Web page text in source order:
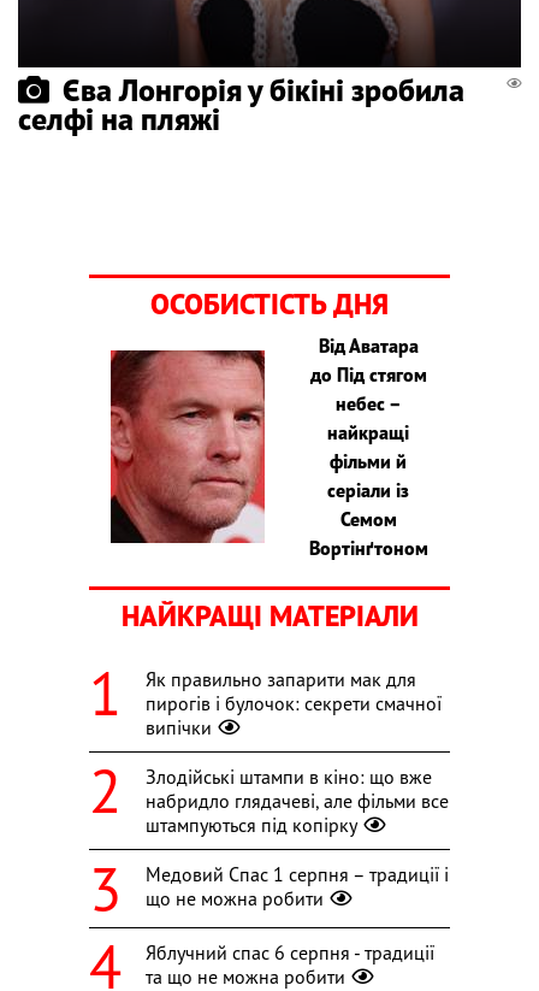
Єва Лонгорія у бікіні зробила
селфі на пляжі
ОСОБИСТІСТЬ ДНЯ
Від Аватара
до Під стягом
небес –
найкращі
фільми й
серіали із
Семом
Вортінґтоном
НАЙКРАЩІ МАТЕРІАЛИ
Як правильно запарити мак для
пирогів і булочок: секрети смачної
випічки
Злодійські штампи в кіно: що вже
набридло глядачеві, але фільми все
штампуються під копірку
Медовий Спас 1 серпня – традиції і
що не можна робити
Яблучний спас 6 серпня - традиції
та що не можна робити